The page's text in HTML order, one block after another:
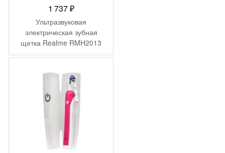
1 737₽
Ультразвуковая
электрическая зубная
щетка Realme RMH2013
(N1) Цвет: Синий (Blue)